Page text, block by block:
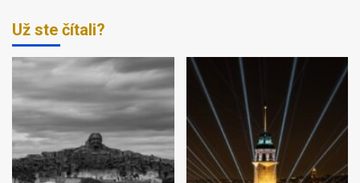
Už ste čítali?